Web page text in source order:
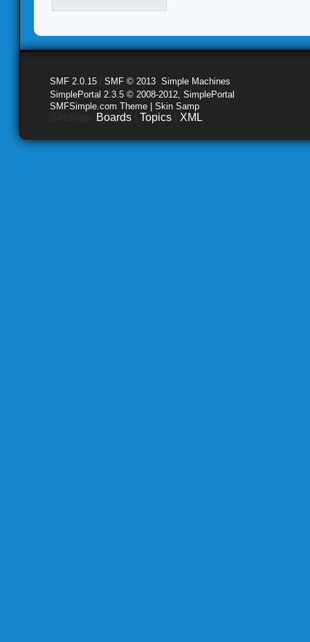
SMF 2.0.15 SMF © 2013 Simple Machines
SimplePortal 2.3.5 © 2008-2012, SimplePortal
SMFSimple.com Theme | Skin Samp
Boards Topics XML